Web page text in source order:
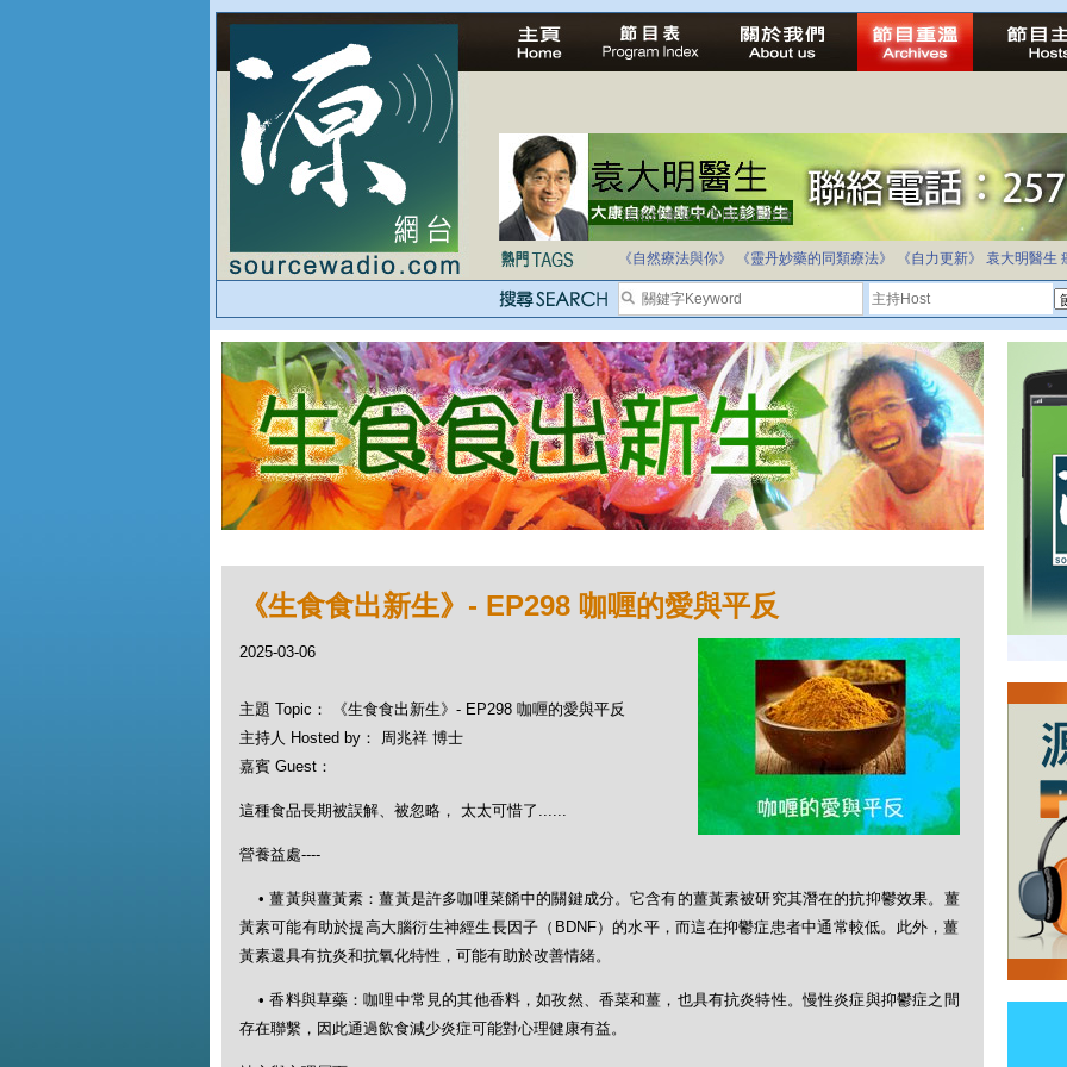
自家教育合法化-推動多元化教育，全民學卷制
《自然療法與你》 《靈丹妙藥的同類療法》 《自力更新》 袁大明醫生
《生食食出新生》- EP298 咖喱的愛與平反
2025-03-06
主題 Topic： 《生食食出新生》- EP298 咖喱的愛與平反
主持人 Hosted by： 周兆祥 博士
嘉賓 Guest：
這種食品長期被誤解、被忽略， 太太可惜了......
營養益處----
• 薑黃與薑黃素：薑黃是許多咖哩菜餚中的關鍵成分。它含有的薑黃素被研究其潛在的抗抑鬱效果。薑
黃素可能有助於提高大腦衍生神經生長因子（BDNF）的水平，而這在抑鬱症患者中通常較低。此外，薑
黃素還具有抗炎和抗氧化特性，可能有助於改善情緒。
• 香料與草藥：咖哩中常見的其他香料，如孜然、香菜和薑，也具有抗炎特性。慢性炎症與抑鬱症之間
存在聯繫，因此通過飲食減少炎症可能對心理健康有益。